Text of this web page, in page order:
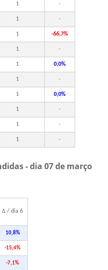
1 -
1 -
1 -66,7%
1 -
1 0,0%
1 -
1 0,0%
1 -
1 -
1 -
- dia 07 de março
Δ / dia 6
10,8%
-15,4%
-7,1%